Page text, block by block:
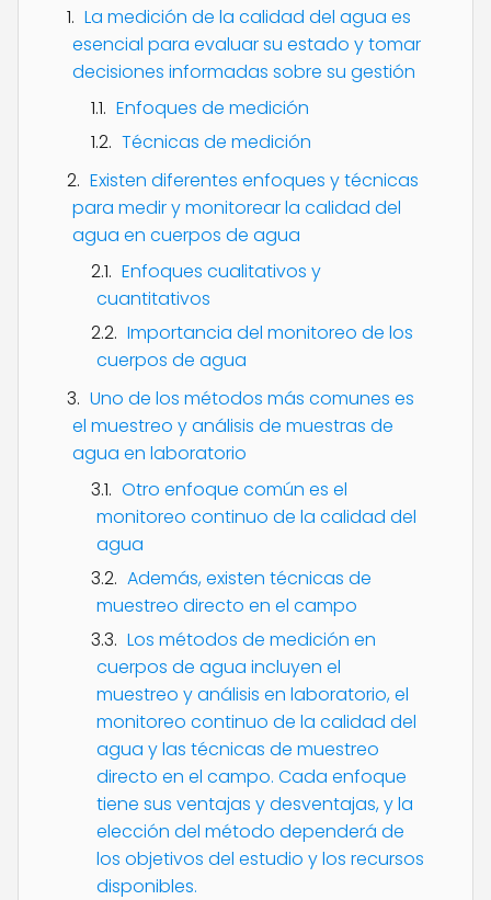
La medición de la calidad del agua es
esencial para evaluar su estado y tomar
decisiones informadas sobre su gestión
Enfoques de medición
Técnicas de medición
Existen diferentes enfoques y técnicas
para medir y monitorear la calidad del
agua en cuerpos de agua
Enfoques cualitativos y
cuantitativos
Importancia del monitoreo de los
cuerpos de agua
Uno de los métodos más comunes es
el muestreo y análisis de muestras de
agua en laboratorio
Otro enfoque común es el
monitoreo continuo de la calidad del
agua
Además, existen técnicas de
muestreo directo en el campo
Los métodos de medición en
cuerpos de agua incluyen el
muestreo y análisis en laboratorio, el
monitoreo continuo de la calidad del
agua y las técnicas de muestreo
directo en el campo. Cada enfoque
tiene sus ventajas y desventajas, y la
elección del método dependerá de
los objetivos del estudio y los recursos
disponibles.